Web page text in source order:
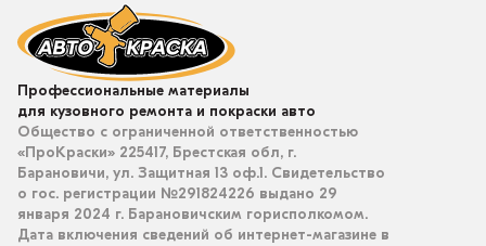
Профессиональные материалы
для кузовного ремонта и покраски авто
Общество с ограниченной ответственностью
«ПроКраски» 225417, Брестская обл, г.
Барановичи, ул. Защитная 13 оф.1. Свидетельство
о гос. регистрации №291824226 выдано 29
января 2024 г. Барановичским горисполкомом.
Дата включения сведений об интернет-магазине в